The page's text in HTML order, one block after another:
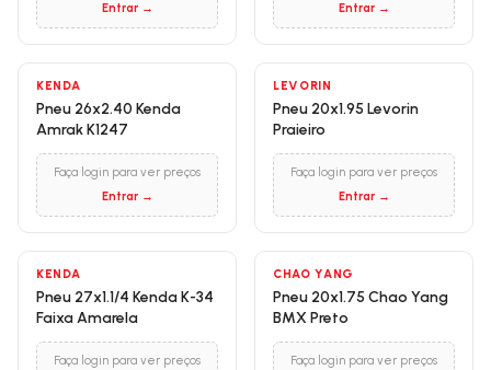
Entrar →
Entrar →
KENDA
Pneu 26x2.40 Kenda
Amrak K1247
Faça login para ver preços
Entrar →
LEVORIN
Pneu 20x1.95 Levorin
Praieiro
Faça login para ver preços
Entrar →
KENDA
Pneu 27x1.1/4 Kenda K-34
Faixa Amarela
Faça login para ver preços
CHAO YANG
Pneu 20x1.75 Chao Yang
BMX Preto
Faça login para ver preços